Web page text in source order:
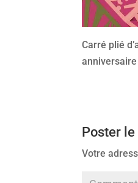
Carré plié
Poster
Votre